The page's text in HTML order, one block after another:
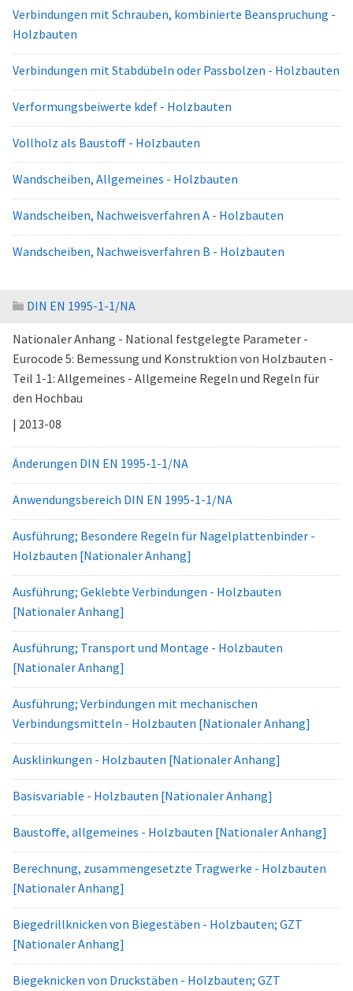
Verbindungen mit Schrauben, kombinierte Beanspruchung -
Holzbauten
Verbindungen mit Stabdübeln oder Passbolzen - Holzbauten
Verformungsbeiwerte kdef - Holzbauten
Vollholz als Baustoff - Holzbauten
Wandscheiben, Allgemeines - Holzbauten
Wandscheiben, Nachweisverfahren A - Holzbauten
Wandscheiben, Nachweisverfahren B - Holzbauten
DIN EN 1995-1-1/NA
Nationaler Anhang - National festgelegte Parameter -
Eurocode 5: Bemessung und Konstruktion von Holzbauten -
Teil 1-1: Allgemeines - Allgemeine Regeln und Regeln für
den Hochbau
| 2013-08
Änderungen DIN EN 1995-1-1/NA
Anwendungsbereich DIN EN 1995-1-1/NA
Ausführung; Besondere Regeln für Nagelplattenbinder -
Holzbauten [Nationaler Anhang]
Ausführung; Geklebte Verbindungen - Holzbauten
[Nationaler Anhang]
Ausführung; Transport und Montage - Holzbauten
[Nationaler Anhang]
Ausführung; Verbindungen mit mechanischen
Verbindungsmitteln - Holzbauten [Nationaler Anhang]
Ausklinkungen - Holzbauten [Nationaler Anhang]
Basisvariable - Holzbauten [Nationaler Anhang]
Baustoffe, allgemeines - Holzbauten [Nationaler Anhang]
Berechnung, zusammengesetzte Tragwerke - Holzbauten
[Nationaler Anhang]
Biegedrillknicken von Biegestäben - Holzbauten; GZT
[Nationaler Anhang]
Biegeknicken von Druckstäben - Holzbauten; GZT